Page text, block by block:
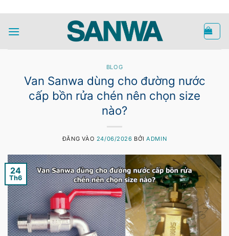
nội
BLOG
Van Sanwa dùng cho đường nước
cấp bồn rửa chén nên chọn size
nào?
ĐĂNG VÀO 24/06/2026 BỞIADMIN
24
Th6